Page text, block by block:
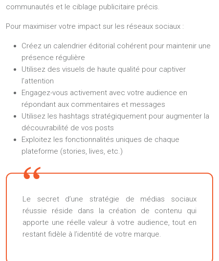
communautés et le ciblage publicitaire précis.
Pour maximiser votre impact sur les réseaux sociaux :
Créez un calendrier éditorial cohérent pour maintenir une
présence régulière
Utilisez des visuels de haute qualité pour captiver
l’attention
Engagez-vous activement avec votre audience en
répondant aux commentaires et messages
Utilisez les hashtags stratégiquement pour augmenter la
découvrabilité de vos posts
Exploitez les fonctionnalités uniques de chaque
plateforme (stories, lives, etc.)
Le secret d’une stratégie de médias sociaux
réussie réside dans la création de contenu qui
apporte une réelle valeur à votre audience, tout en
restant fidèle à l’identité de votre marque.